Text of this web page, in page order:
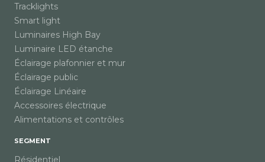
Tracklights
Smart light
Luminaires High Bay
Luminaire LED étanche
Éclairage plafonnier et mur
Éclairage public
Éclairage Linéaire
Accessoires électrique
Alimentations et contrôles
SEGMENT